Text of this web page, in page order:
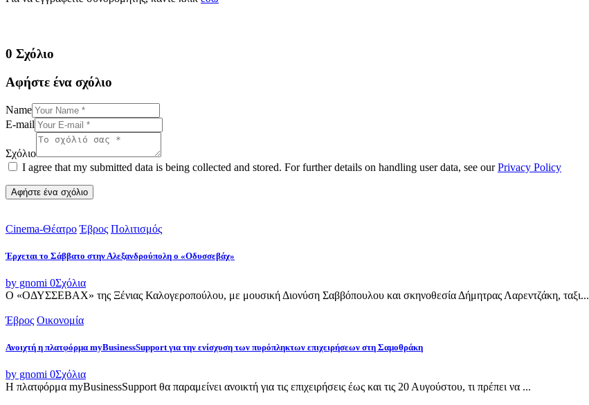
0 Σχόλιο
Αφήστε ένα σχόλιο
Name
E-mail
Σχόλιο
I agree that my submitted data is being collected and stored. For further details on handling user data, see ourPrivacy Policy
Cinema-Θέατρο Έβρος Πολιτισμός
Έρχεται το Σάββατο στην Αλεξανδρούπολη ο «Οδυσσεβάχ»
by gnomi 0Σχόλια
Ο «ΟΔΥΣΣΕΒΑΧ» της Ξένιας Καλογεροπούλου, με μουσική Διονύση Σαββόπουλου και σκηνοθεσία Δήμητρας Λαρεντζάκη, ταξι...
Έβρος Οικονομία
Ανοιχτή η πλατφόρμα myBusinessSupport για την ενίσχυση των πυρόπληκτων επιχειρήσεων στη Σαμοθράκη
by gnomi 0Σχόλια
Η πλατφόρμα myBusinessSupport θα παραμείνει ανοικτή για τις επιχειρήσεις έως και τις 20 Αυγούστου, τι πρέπει να ...